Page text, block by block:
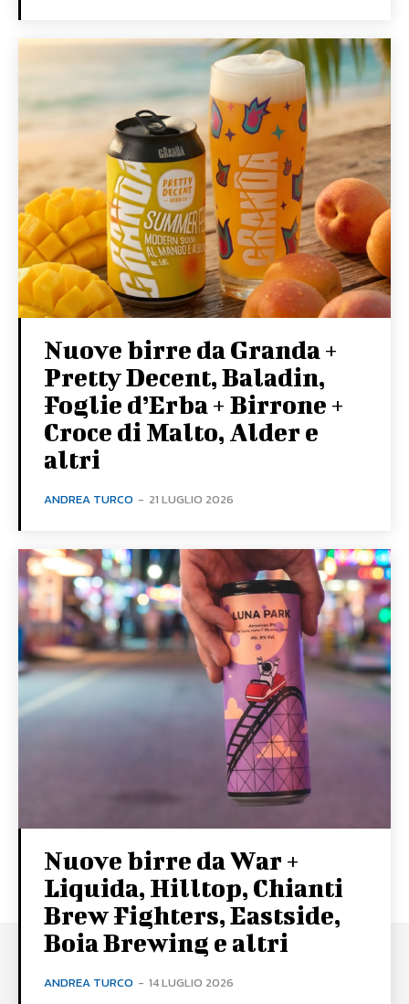
Nuove birre da Granda +
Pretty Decent, Baladin,
Foglie d’Erba + Birrone +
Croce di Malto, Alder e
altri
ANDREA TURCO - 21 LUGLIO 2026
Nuove birre da War +
Liquida, Hilltop, Chianti
Brew Fighters, Eastside,
Boia Brewing e altri
ANDREA TURCO - 14 LUGLIO 2026